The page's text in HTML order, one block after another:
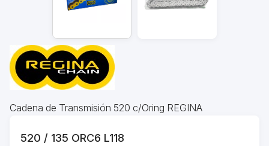
Cadena de Transmisión 520 c/Oring REGINA
520 / 135 ORC6 L118